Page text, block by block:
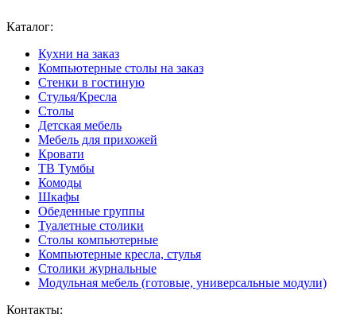
Каталог:
Кухни на заказ
Компьютерные столы на заказ
Стенки в гостиную
Стулья/Кресла
Столы
Детская мебель
Мебель для прихожей
Кровати
ТВ Тумбы
Комоды
Шкафы
Обеденные группы
Туалетные столики
Столы компьютерные
Компьютерные кресла, стулья
Столики журнальные
Модульная мебель (готовые, универсальные модули)
Контакты: